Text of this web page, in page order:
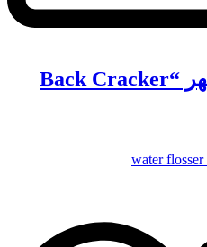
لوح تخفيف آلام الظهر “Back Cracker